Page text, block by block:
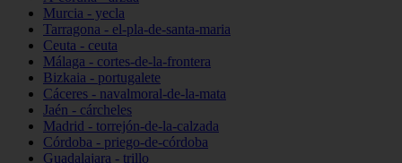
Murcia - yecla
Tarragona - el-pla-de-santa-maria
Ceuta - ceuta
Málaga - cortes-de-la-frontera
Bizkaia - portugalete
Cáceres - navalmoral-de-la-mata
Jaén - cárcheles
Madrid - torrejón-de-la-calzada
Córdoba - priego-de-córdoba
Guadalajara - trillo